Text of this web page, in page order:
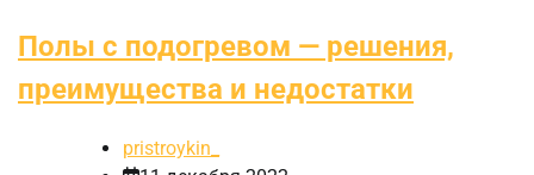
Полы с подогревом — решения,
преимущества и недостатки
pristroykin_